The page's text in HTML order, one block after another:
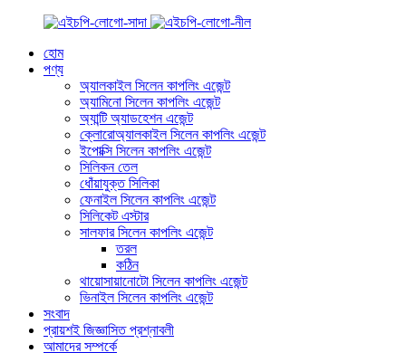
হোম
পণ্য
অ্যালকাইল সিলেন কাপলিং এজেন্ট
অ্যামিনো সিলেন কাপলিং এজেন্ট
অ্যান্টি অ্যাডহেশন এজেন্ট
ক্লোরোঅ্যালকাইল সিলেন কাপলিং এজেন্ট
ইপোক্সি সিলেন কাপলিং এজেন্ট
সিলিকন তেল
ধোঁয়াযুক্ত সিলিকা
ফেনাইল সিলেন কাপলিং এজেন্ট
সিলিকেট এস্টার
সালফার সিলেন কাপলিং এজেন্ট
তরল
কঠিন
থায়োসায়ানোটো সিলেন কাপলিং এজেন্ট
ভিনাইল সিলেন কাপলিং এজেন্ট
সংবাদ
প্রায়শই জিজ্ঞাসিত প্রশ্নাবলী
আমাদের সম্পর্কে